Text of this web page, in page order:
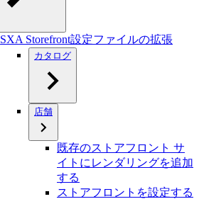
SXA Storefront設定ファイルの拡張
カタログ
店舗
既存のストアフロント サ
イトにレンダリングを追加
する
ストアフロントを設定する